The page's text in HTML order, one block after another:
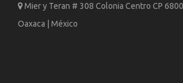
Mier y Teran # 308 Colonia Centro CP
Oaxaca | México